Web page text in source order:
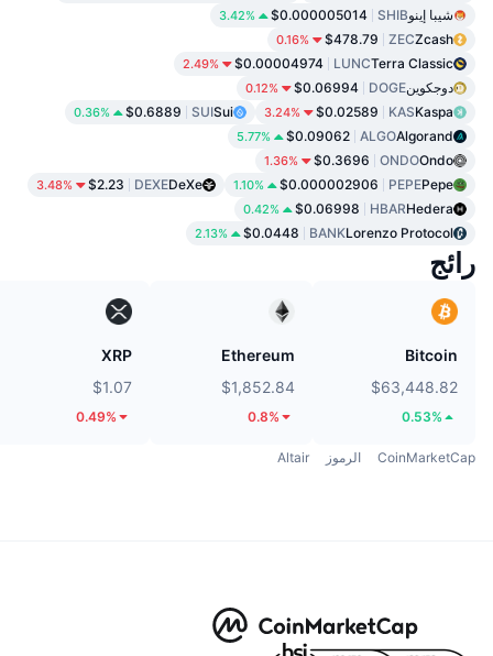
شيبا إينوSHIB
$0.000005014
3.42%
Zcash
ZEC
$478.79
0.16%
Terra Classic
LUNC
$0.00004974
2.49%
دوجكوينDOGE
$0.06994
0.12%
Kaspa
KAS
$0.02589
3.24%
Sui
SUI
$0.6889
0.36%
Algorand
ALGO
$0.09062
5.77%
Ondo
ONDO
$0.3696
1.36%
Pepe
PEPE
$0.000002906
1.10%
DeXe
DEXE
$2.23
3.48%
Hedera
HBAR
$0.06998
0.42%
Lorenzo Protocol
BANK
$0.0448
2.13%
رائج
Bitcoin
$63,448.82
0.53%
Ethereum
$1,852.84
0.8%
XRP
$1.07
0.49%
CoinMarketCap الرموز Altair